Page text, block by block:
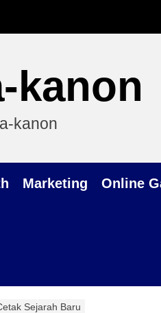
kanon
kanon
Marketing Online
Sejarah Baru